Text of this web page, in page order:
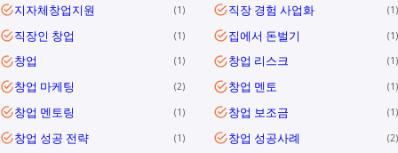
지자체창업지원 1 직장 경험 사업화 1
직장인 창업 1 집에서 돈벌기 1
창업 1 창업 리스크 1
창업 마케팅 2 창업 멘토 1
창업 멘토링 1 창업 보조금 1
창업 성공 전략 1 창업 성공사례 2